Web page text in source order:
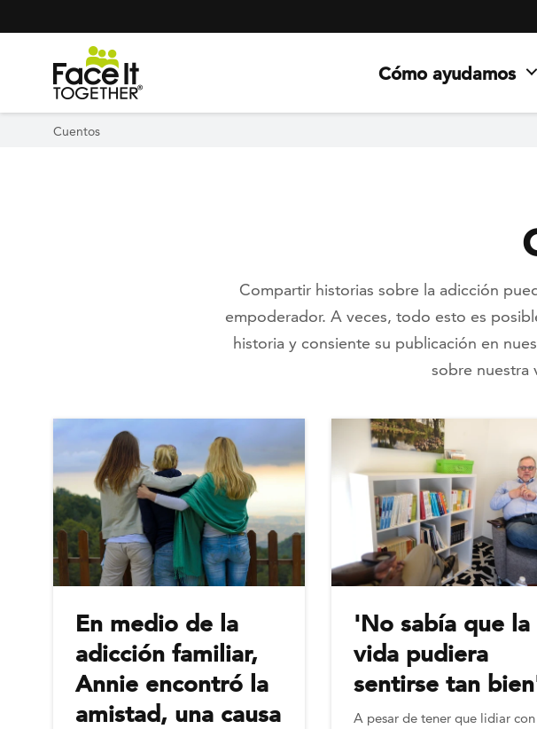
Cómo ayudamos
Cuentos
Compartir historias sobre la adicción
empoderador. A veces, todo esto es
historia y consiente su publicación en
sobre nuestra
En medio de la
adicción familiar,
Annie encontró la
amistad, una causa
'No sabía que la
vida pudiera
sentirse tan
A pesar de tener que lidiar con